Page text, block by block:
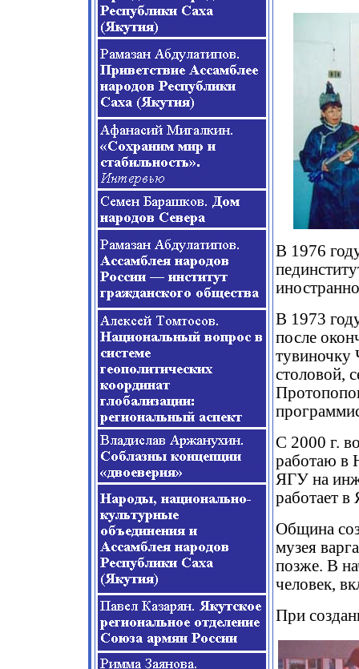
В 1976
В 1973
после
тувиночку
столовой,
С 2000 г.
работаю в
ЯГУ на
работает
Община
музея
позже. В
человек,
При